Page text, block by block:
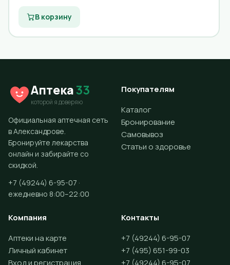
В корзину
Аптека33
которой я доверяю
Официальная аптечная сеть
в Александрове.
Бронируйте лекарства
онлайн и забирайте со
скидкой.
+7 (49244) 6-95-07 ·
ежедневно 8:00–22:00
Покупателям
Каталог
Бронирование
Самовывоз
Статьи о здоровье
Компания
Аптеки на карте
Личный кабинет
Вход и регистрация
Контакты
+7 (49244) 6-95-07
+7 (495) 651-99-03
+7 (49244) 6-95-07